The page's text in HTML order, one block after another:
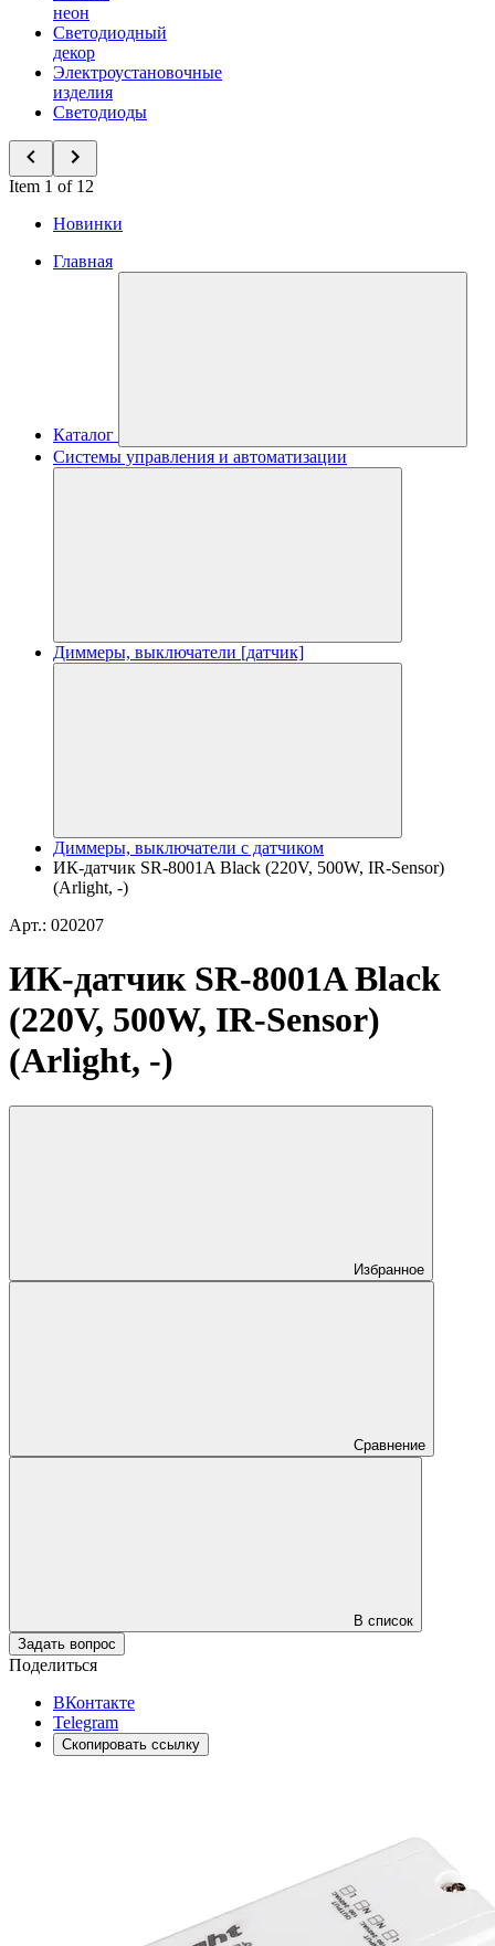
неон
Светодиодный
декор
Электроустановочные
изделия
Светодиоды
Item 1 of 12
Новинки
Главная
Каталог
Системы управления и автоматизации
Диммеры, выключатели [датчик]
Диммеры, выключатели с датчиком
ИК-датчик SR-8001A Black (220V, 500W, IR-Sensor)
(Arlight, -)
Арт.: 020207
ИК-датчик SR-8001A Black
(220V, 500W, IR-Sensor)
(Arlight, -)
Избранное
Сравнение
В список
Задать вопрос
Поделиться
ВКонтакте
Telegram
Скопировать ссылку